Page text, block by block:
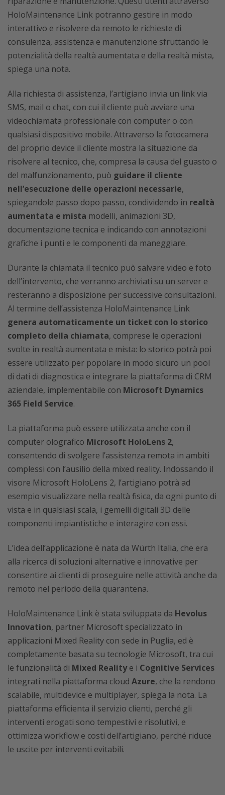
HoloMaintenance Link potranno gestire in modo
interattivo e risolvere da remoto le richieste di
consulenza, assistenza e manutenzione sfruttando le
potenzialità della realtà aumentata e della realtà mista,
spiega una nota.
Alla richiesta di assistenza, l’artigiano invia un link via
SMS, mail o chat, con cui il cliente può avviare una
videochiamata professionale con computer o con
qualsiasi dispositivo mobile. Attraverso la fotocamera
del proprio device il cliente mostra la situazione da
risolvere al tecnico, che, compresa la causa del guasto o
del malfunzionamento, può guidare il cliente
nell’esecuzione delle operazioni necessarie,
spiegandole passo dopo passo, condividendo in realtà
aumentata e mista modelli, animazioni 3D,
documentazione tecnica e indicando con annotazioni
grafiche i punti e le componenti da maneggiare.
Durante la chiamata il tecnico può salvare video e foto
dell’intervento, che verranno archiviati su un server e
resteranno a disposizione per successive consultazioni.
Al termine dell’assistenza HoloMaintenance Link
genera automaticamente un ticket con lo storico
completo della chiamata, comprese le operazioni
svolte in realtà aumentata e mista: lo storico potrà poi
essere utilizzato per popolare in modo sicuro un pool
di dati di diagnostica e integrare la piattaforma di CRM
aziendale, implementabile con Microsoft Dynamics
365 Field Service.
La piattaforma può essere utilizzata anche con il
computer olografico Microsoft HoloLens 2,
consentendo di svolgere l’assistenza remota in ambiti
complessi con l’ausilio della mixed reality. Indossando il
visore Microsoft HoloLens 2, l’artigiano potrà ad
esempio visualizzare nella realtà fisica, da ogni punto di
vista e in qualsiasi scala, i gemelli digitali 3D delle
componenti impiantistiche e interagire con essi.
L’idea dell’applicazione è nata da Würth Italia, che era
alla ricerca di soluzioni alternative e innovative per
consentire ai clienti di proseguire nelle attività anche da
remoto nel periodo della quarantena.
HoloMaintenance Link è stata sviluppata da Hevolus
Innovation, partner Microsoft specializzato in
applicazioni Mixed Reality con sede in Puglia, ed è
completamente basata su tecnologie Microsoft, tra cui
le funzionalità di Mixed Realitye i Cognitive Services
integrati nella piattaforma cloud Azure, che la rendono
scalabile, multidevice e multiplayer, spiega la nota. La
piattaforma efficienta il servizio clienti, perché gli
interventi erogati sono tempestivi e risolutivi, e
ottimizza workflow e costi dell’artigiano, perché riduce
le uscite per interventi evitabili.